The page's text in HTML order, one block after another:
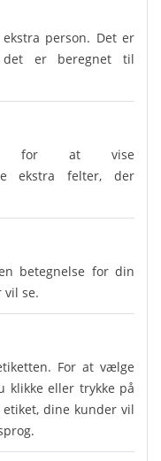
person. Det er
er beregnet til
for at vise
ekstra felter, der
betegnelse for din
vil se.
For at vælge
klikke eller trykke på
dine kunder vil